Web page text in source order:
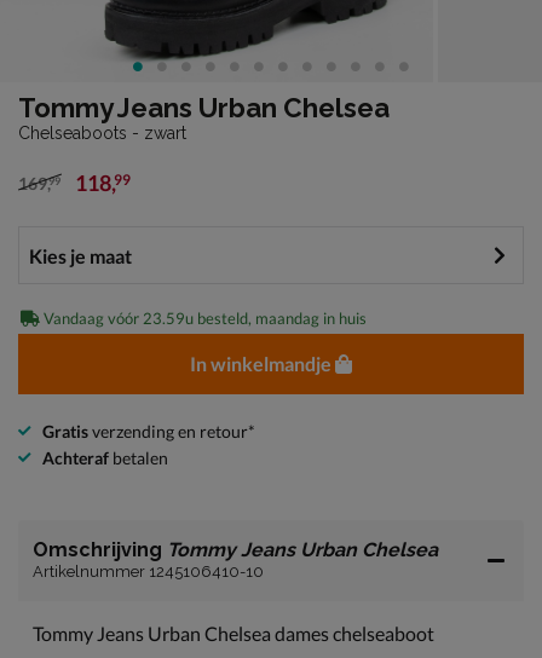
Tommy Jeans Urban Chelsea
Chelseaboots - zwart
van € 169,99 voor € 118,99
169,99 118,99
Vandaag vóór 23.59u besteld, maandag in huis
In winkelmandje
Gratisverzending en retour*
Achteraf betalen
Omschrijving Tommy Jeans Urban Chelsea
Artikelnummer 1245106410-10
Tommy Jeans Urban Chelsea dames chelseaboot